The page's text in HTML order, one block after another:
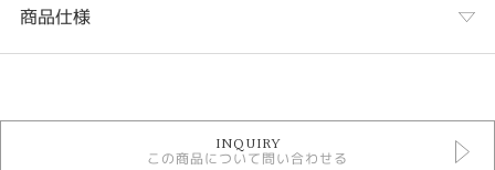
商品仕様
時計
INQUIRY
この商品について問い合わせる